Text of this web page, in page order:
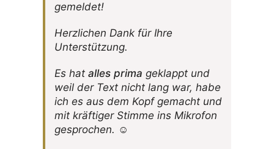
gemeldet!
Herz­li­chen Dank für Ihre
Unterstützung.
Es hat alles prima geklappt und
weil der Text nicht lang war, habe
ich es aus dem Kopf gemacht und
mit kräf­tiger Stimme ins Mikrofon
gesprochen. ☺